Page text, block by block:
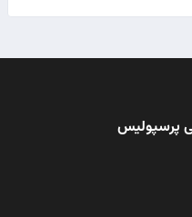
پرسپولیس